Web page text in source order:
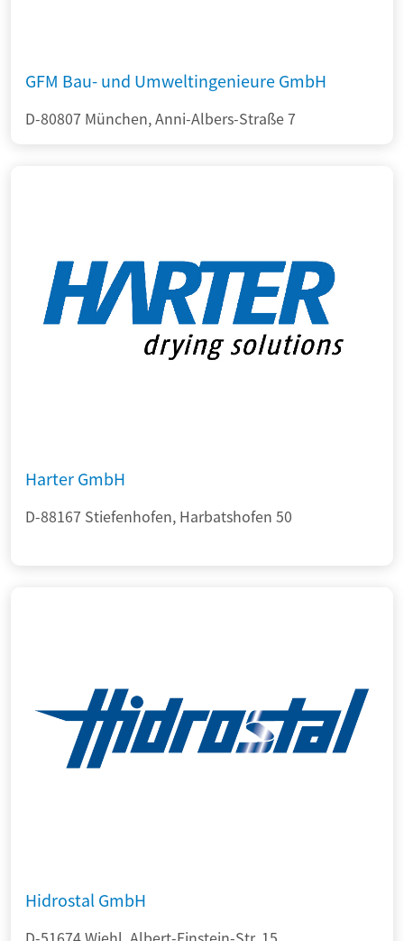
GFM Bau- und Umweltingenieure GmbH
D-80807 München, Anni-Albers-Straße 7
Harter GmbH
D-88167 Stiefenhofen, Harbatshofen 50
Hidrostal GmbH